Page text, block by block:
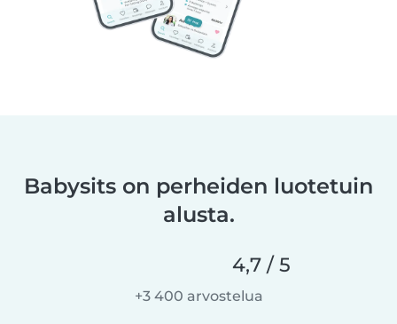
Babysits on perheiden luotetuin
alusta.
4,7 / 5
+3 400 arvostelua